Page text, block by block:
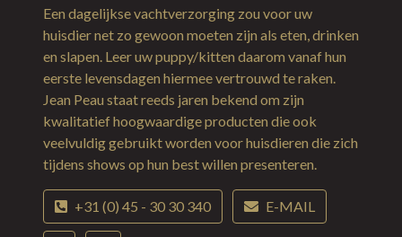
Een dagelijkse vachtverzorging zou voor uw
huisdier net zo gewoon moeten zijn als eten, drinken
en slapen. Leer uw puppy/kitten daarom vanaf hun
eerste levensdagen hiermee vertrouwd te raken.
Jean Peau staat reeds jaren bekend om zijn
kwalitatief hoogwaardige producten die ook
veelvuldig gebruikt worden voor huisdieren die zich
tijdens shows op hun best willen presenteren.
+31 (0) 45 - 30 30 340 E-MAIL